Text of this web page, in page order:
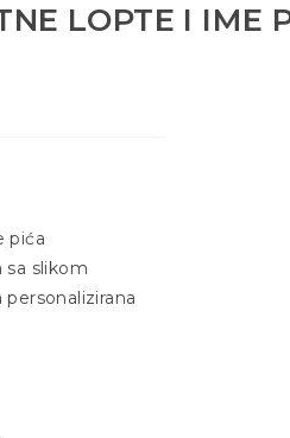
LOPTE I IME
pića
sa slikom